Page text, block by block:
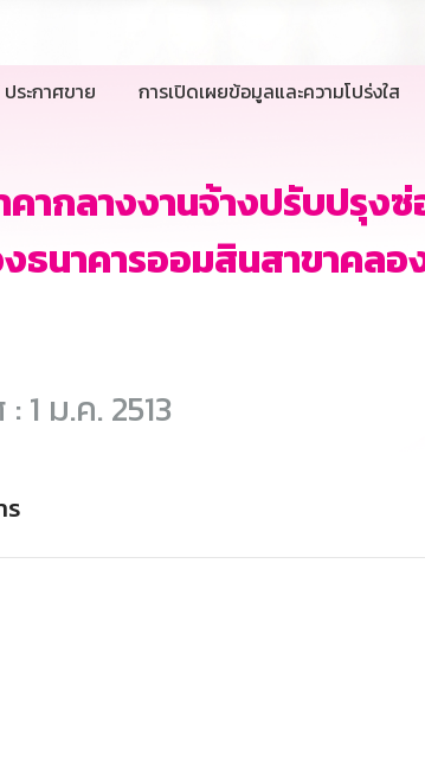
ระกาศขาย การเปิดเผยข้อมูลและความโปร่งใส
คากลางงานจ้างปรับปรุง
ธนาคารออมสินสาขาคลอ
1 ม.ค. 2513
ร